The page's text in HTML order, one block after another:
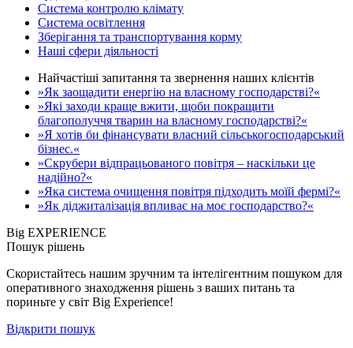
Система контролю клімату
Система освітлення
Зберігання та транспортування корму
Наші сфери діяльності
Найчастіші запитання та звернення наших клієнтів
»Як заощадити енергію на власному господарстві?«
»Які заходи краще вжити, щоби покращити
благополуччя тварин на власному господарстві?«
»Я хотів би фінансувати власний сільськогосподарський
бізнес.«
»Скрубери відпрацьованого повітря – наскільки це
надійно?«
»Яка система очищення повітря підходить моїй фермі?«
»Як діджиталізація впливає на моє господарство?«
Big EXPERIENCE
Пошук рішень
Скористайтесь нашим зручним та інтелігентним пошуком для
оперативного знаходження рішень з ваших питань та
пориньте у світ Big Experience!
Відкрити пошук